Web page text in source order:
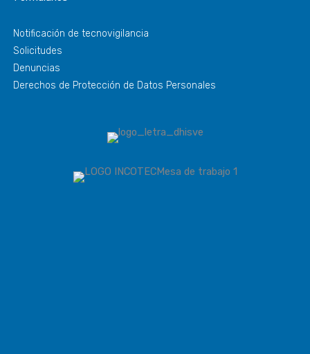
Notificación de tecnovigilancia
Solicitudes
Denuncias
Derechos de Protección de Datos Personales